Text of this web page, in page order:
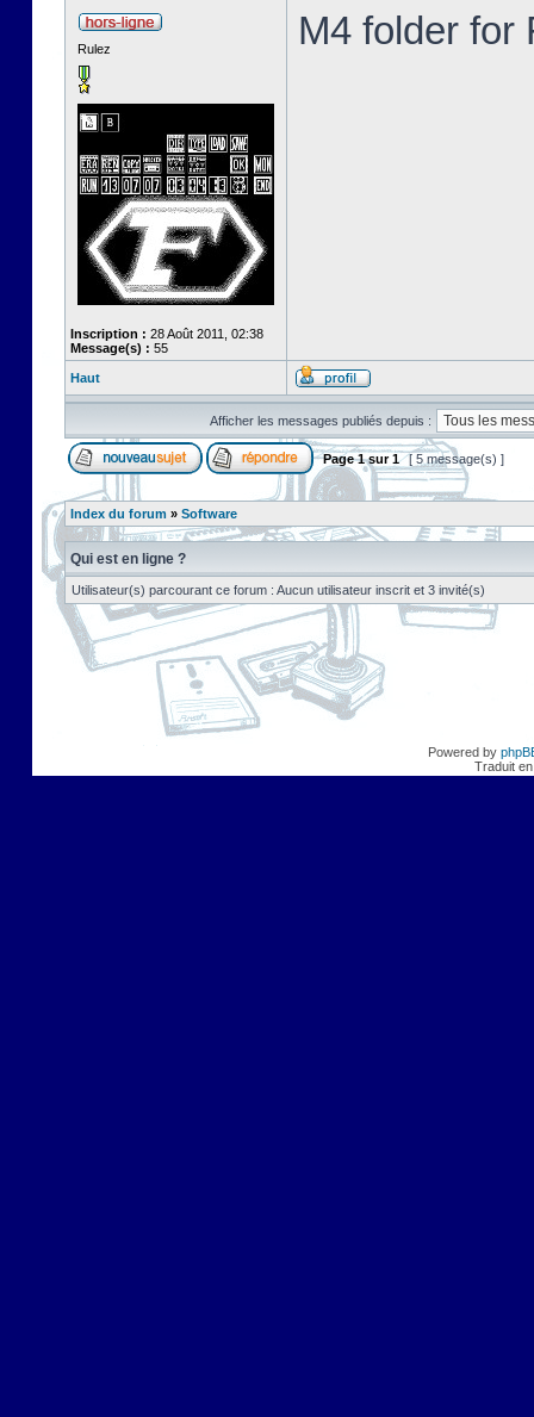
Rulez
Inscription : 28 Août 2011, 02:38
Message(s) : 55
M4 folder for
Haut
Afficher les messages publiés depuis :
Page1sur1 [ 5 message(s) ]
Index du forum » Software
Qui est en ligne ?
Utilisateur(s) parcourant ce forum : Aucun utilisateur inscrit et 3 invité(s)
Powered by
Traduit